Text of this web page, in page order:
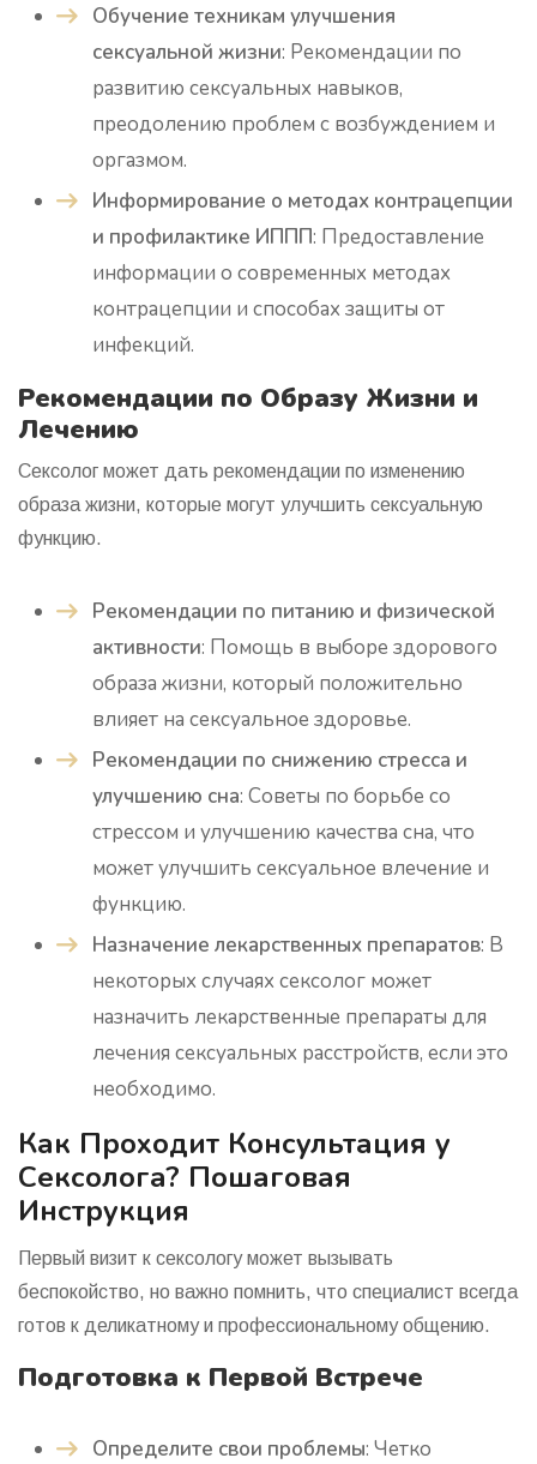
Обучение техникам улучшения
сексуальной жизни: Рекомендации по
развитию сексуальных навыков,
преодолению проблем с возбуждением и
оргазмом.
Информирование о методах контрацепции
и профилактике ИППП: Предоставление
информации о современных методах
контрацепции и способах защиты от
инфекций.
Рекомендации по Образу Жизни и
Лечению
Сексолог может дать рекомендации по изменению
образа жизни, которые могут улучшить сексуальную
функцию.
Рекомендации по питанию и физической
активности: Помощь в выборе здорового
образа жизни, который положительно
влияет на сексуальное здоровье.
Рекомендации по снижению стресса и
улучшению сна: Советы по борьбе со
стрессом и улучшению качества сна, что
может улучшить сексуальное влечение и
функцию.
Назначение лекарственных препаратов: В
некоторых случаях сексолог может
назначить лекарственные препараты для
лечения сексуальных расстройств, если это
необходимо.
Как Проходит Консультация у
Сексолога? Пошаговая
Инструкция
Первый визит к сексологу может вызывать
беспокойство, но важно помнить, что специалист всегда
готов к деликатному и профессиональному общению.
Подготовка к Первой Встрече
Определите свои проблемы: Четко